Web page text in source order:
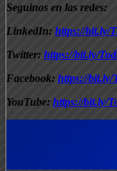
Seguinos en las redes:
LinkedIn: https://bit.ly/
Twitter: https://bit.ly/
Facebook: https://bit.ly/
YouTube: https://bit.ly/